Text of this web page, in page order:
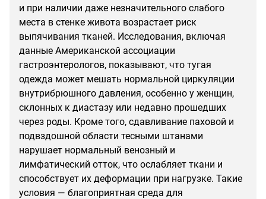
и при наличии даже незначительного слабого
места в стенке живота возрастает риск
выпячивания тканей. Исследования, включая
данные Американской ассоциации
гастроэнтерологов, показывают, что тугая
одежда может мешать нормальной циркуляции
внутрибрюшного давления, особенно у женщин,
склонных к диастазу или недавно прошедших
через роды. Кроме того, сдавливание паховой и
подвздошной области тесными штанами
нарушает нормальный венозный и
лимфатический отток, что ослабляет ткани и
способствует их деформации при нагрузке. Такие
условия — благоприятная среда для